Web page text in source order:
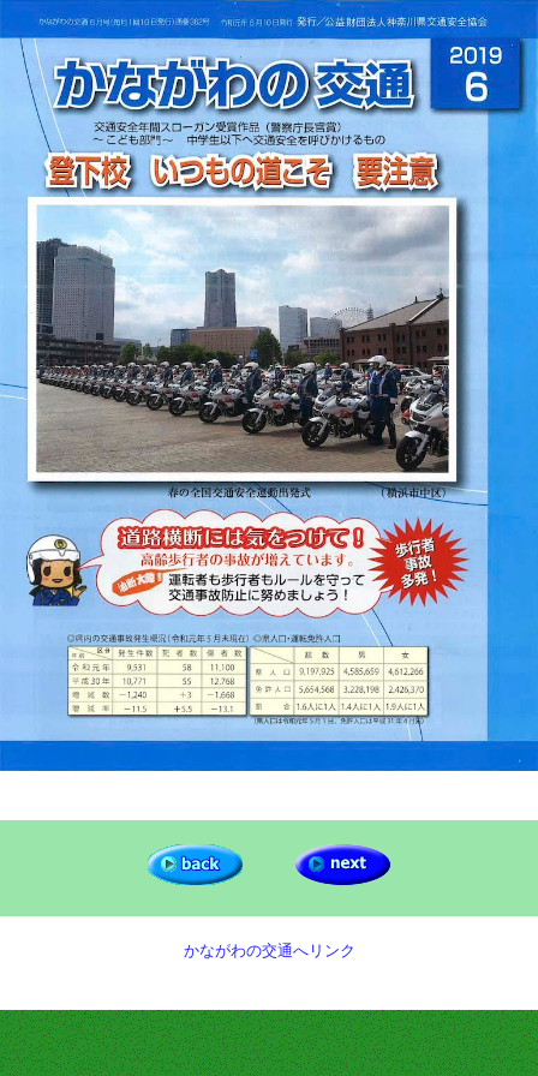
かながわの交通へリンク